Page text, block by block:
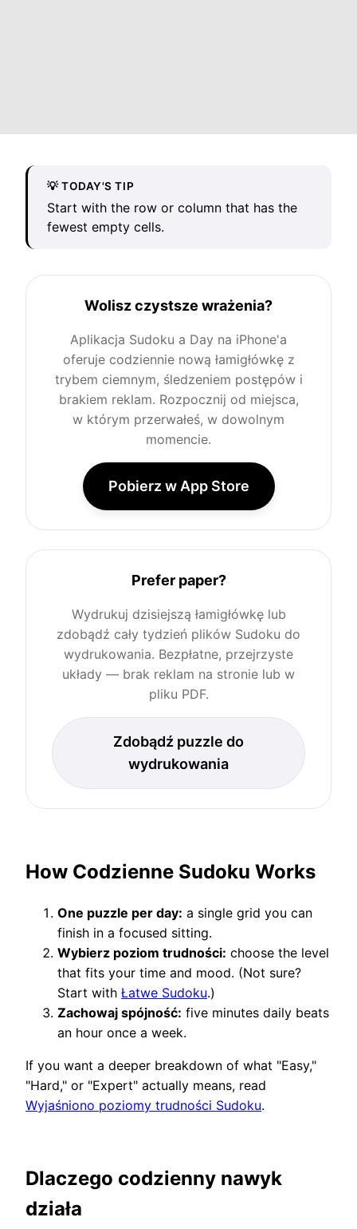
💡 TODAY'S TIP
Start with the row or column that has the
fewest empty cells.
Wolisz czystsze wrażenia?
Aplikacja Sudoku a Day na iPhone'a
oferuje codziennie nową łamigłówkę z
trybem ciemnym, śledzeniem postępów i
brakiem reklam. Rozpocznij od miejsca,
w którym przerwałeś, w dowolnym
momencie.
Pobierz w App Store
Prefer paper?
Wydrukuj dzisiejszą łamigłówkę lub
zdobądź cały tydzień plików Sudoku do
wydrukowania. Bezpłatne, przejrzyste
układy — brak reklam na stronie lub w
pliku PDF.
Zdobądź puzzle do
wydrukowania
How Codzienne Sudoku Works
One puzzle per day: a single grid you can
finish in a focused sitting.
Wybierz poziom trudności: choose the level
that fits your time and mood. (Not sure?
Start with Łatwe Sudoku.)
Zachowaj spójność: five minutes daily beats
an hour once a week.
If you want a deeper breakdown of what "Easy,"
"Hard," or "Expert" actually means, read
Wyjaśniono poziomy trudności Sudoku.
Dlaczego codzienny nawyk
działa